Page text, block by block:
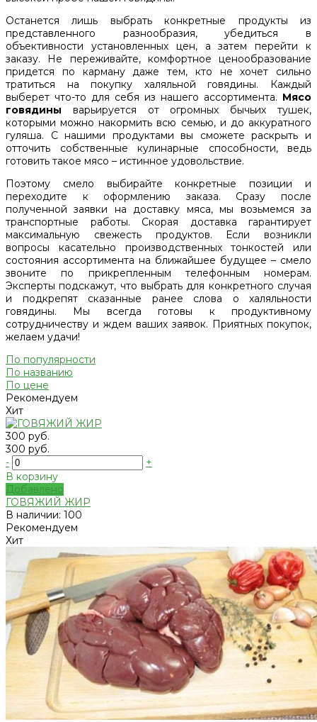
Останется лишь выбрать конкретные продукты из
представленного разнообразия, убедиться в
объективности установленных цен, а затем перейти к
заказу. Не переживайте, комфортное ценообразование
придется по карману даже тем, кто не хочет сильно
тратиться на покупку халяльной говядины. Каждый
выберет что-то для себя из нашего ассортимента. Мясо
говядины варьируется от огромных бычьих тушек,
которыми можно накормить всю семью, и до аккуратного
гуляша. С нашими продуктами вы сможете раскрыть и
отточить собственные кулинарные способности, ведь
готовить такое мясо – истинное удовольствие.
Поэтому смело выбирайте конкретные позиции и
переходите к оформлению заказа. Сразу после
полученной заявки на доставку мяса, мы возьмемся за
транспортные работы. Скорая доставка гарантирует
максимальную свежесть продуктов. Если возникли
вопросы касательно производственных тонкостей или
состояния ассортимента на ближайшее будущее – смело
звоните по прикрепленным телефонным номерам.
Эксперты подскажут, что выбрать для конкретного случая
и подкрепят сказанные ранее слова о халяльности
говядины. Мы всегда готовы к продуктивному
сотрудничеству и ждем ваших заявок. Приятных покупок,
желаем удачи!
По популярности
По названию
По цене
Рекомендуем
Хит
300 руб.
300 руб.
-
+
В корзину
Добавлено
ГОВЯЖИЙ ЖИР
В наличии: 100
Рекомендуем
Хит